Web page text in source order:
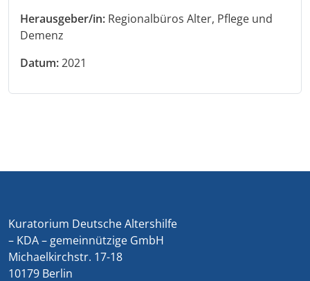
Herausgeber/in: Regionalbüros Alter, Pflege und
Demenz
Datum:2021
Kuratorium Deutsche Altershilfe
– KDA – gemeinnützige GmbH
Michaelkirchstr. 17-18
10179 Berlin